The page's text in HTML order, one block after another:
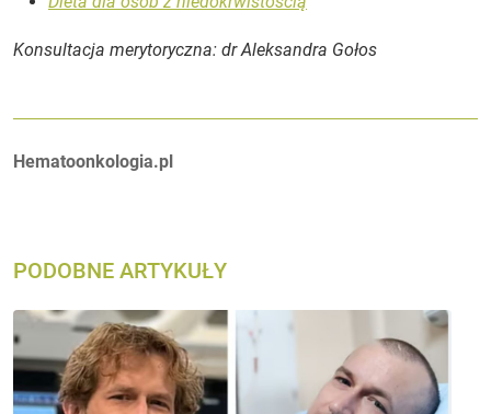
Konsultacja merytoryczna: dr Aleksandra Gołos
Autorzy:
Hematoonkologia.pl
PODOBNE ARTYKUŁY